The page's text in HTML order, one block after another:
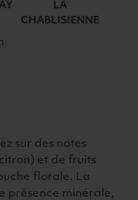
LA
CHABLISIENNE
sur des notes
et de fruits
florale. La
présence minérale,